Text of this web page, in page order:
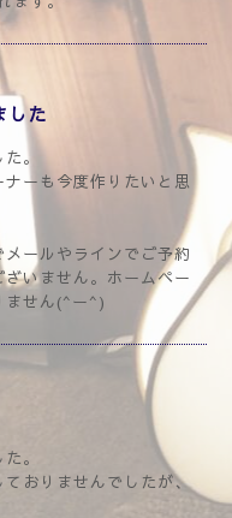
した
。
ーも今度作りたいと思
ールやラインでご予約
いません。ホームペー
ません(^ー^)
。
おりませんでしたが、